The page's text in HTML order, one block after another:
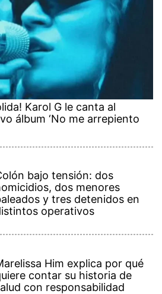
Karol G le canta al
álbum ‘No me arrepiento
bajo tensión: dos
dos menores
y tres detenidos en
operativos
Him explica por qué
contar su historia de
con responsabilidad